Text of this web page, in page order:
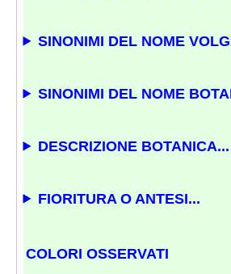
SINONIMI DEL NOME
SINONIMI DEL NOME
DESCRIZIONE BOTANICA...
FIORITURA O ANTESI...
COLORI OSSERVATI